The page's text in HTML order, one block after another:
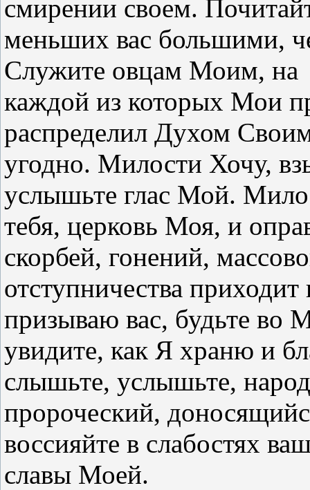
смирении своем.
меньших вас большими,
Служите овцам Моим, на
каждой из которых Мои
распределил Духом
угодно. Милости Хочу,
услышьте глас Мой.
тебя, церковь Моя, и
скорбей, гонений,
отступничества
призываю вас, будьте во
увидите, как Я храню и
слышьте, услышьте,
пророческий,
воссияйте в слабостях
славы Моей.